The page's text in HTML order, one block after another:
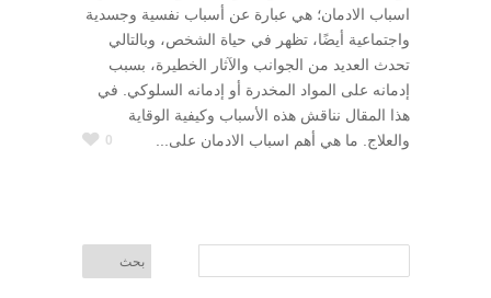
اسباب الادمان؛ هي عبارة عن أسباب نفسية وجسدية
واجتماعية أيضًا، تظهر في حياة الشخص، وبالتالي
تحدث العديد من الجوانب والآثار الخطيرة، بسبب
إدمانه على المواد المخدرة أو إدمانه السلوكي. في
هذا المقال نناقش هذه الأسباب وكيفية الوقاية
والعلاج. ما هي أهم اسباب الادمان على...
0